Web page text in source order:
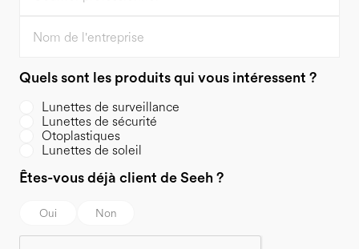
Quels sont les produits qui vous intéressent ?
Lunettes de surveillance
Lunettes de sécurité
Otoplastiques
Lunettes de soleil
Êtes-vous déjà client de Seeh ?
Oui Non